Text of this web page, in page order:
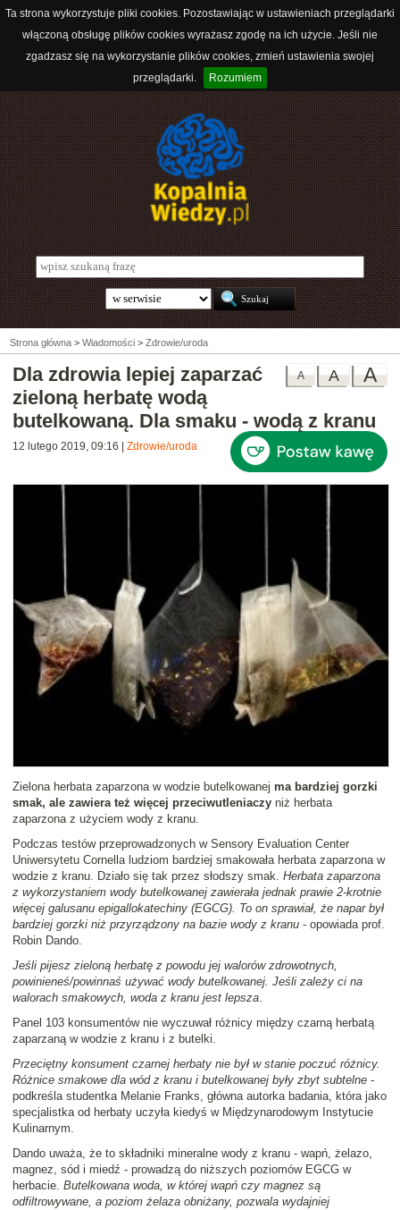
Ta strona wykorzystuje pliki cookies. Pozostawiając w ustawieniach przeglądarki
włączoną obsługę plików cookies wyrażasz zgodę na ich użycie. Jeśli nie
zgadzasz się na wykorzystanie plików cookies, zmień ustawienia swojej
przeglądarki.
Rozumiem
Strona główna > Wiadomości > Zdrowie/uroda
A
A
A
Dla zdrowia lepiej zaparzać
zieloną herbatę wodą
butelkowaną. Dla smaku - wodą z kranu
12 lutego 2019, 09:16 Zdrowie/uroda
Zielona herbata zaparzona w wodzie butelkowanej ma bardziej gorzki
smak, ale zawiera też więcej przeciwutleniaczy niż herbata
zaparzona z użyciem wody z kranu.
Podczas testów przeprowadzonych w Sensory Evaluation Center
Uniwersytetu Cornella ludziom bardziej smakowała herbata zaparzona w
wodzie z kranu. Działo się tak przez słodszy smak. Herbata zaparzona
z wykorzystaniem wody butelkowanej zawierała jednak prawie 2-krotnie
więcej galusanu epigallokatechiny (EGCG). To on sprawiał, że napar był
bardziej gorzki niż przyrządzony na bazie wody z kranu - opowiada prof.
Robin Dando.
Jeśli pijesz zieloną herbatę z powodu jej walorów zdrowotnych,
powinieneś/powinnaś używać wody butelkowanej. Jeśli zależy ci na
walorach smakowych, woda z kranu jest lepsza.
Panel 103 konsumentów nie wyczuwał różnicy między czarną herbatą
zaparzaną w wodzie z kranu i z butelki.
Przeciętny konsument czarnej herbaty nie był w stanie poczuć różnicy.
Różnice smakowe dla wód z kranu i butelkowanej były zbyt subtelne -
podkreśla studentka Melanie Franks, główna autorka badania, która jako
specjalistka od herbaty uczyła kiedyś w Międzynarodowym Instytucie
Kulinarnym.
Dando uważa, że to składniki mineralne wody z kranu - wapń, żelazo,
magnez, sód i miedź - prowadzą do niższych poziomów EGCG w
herbacie. Butelkowana woda, w której wapń czy magnez są
odfiltrowywane, a poziom żelaza obniżany, pozwala wydajniej